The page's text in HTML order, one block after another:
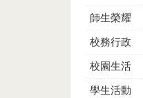
師生榮耀
校務行政
校園生活
學生活動